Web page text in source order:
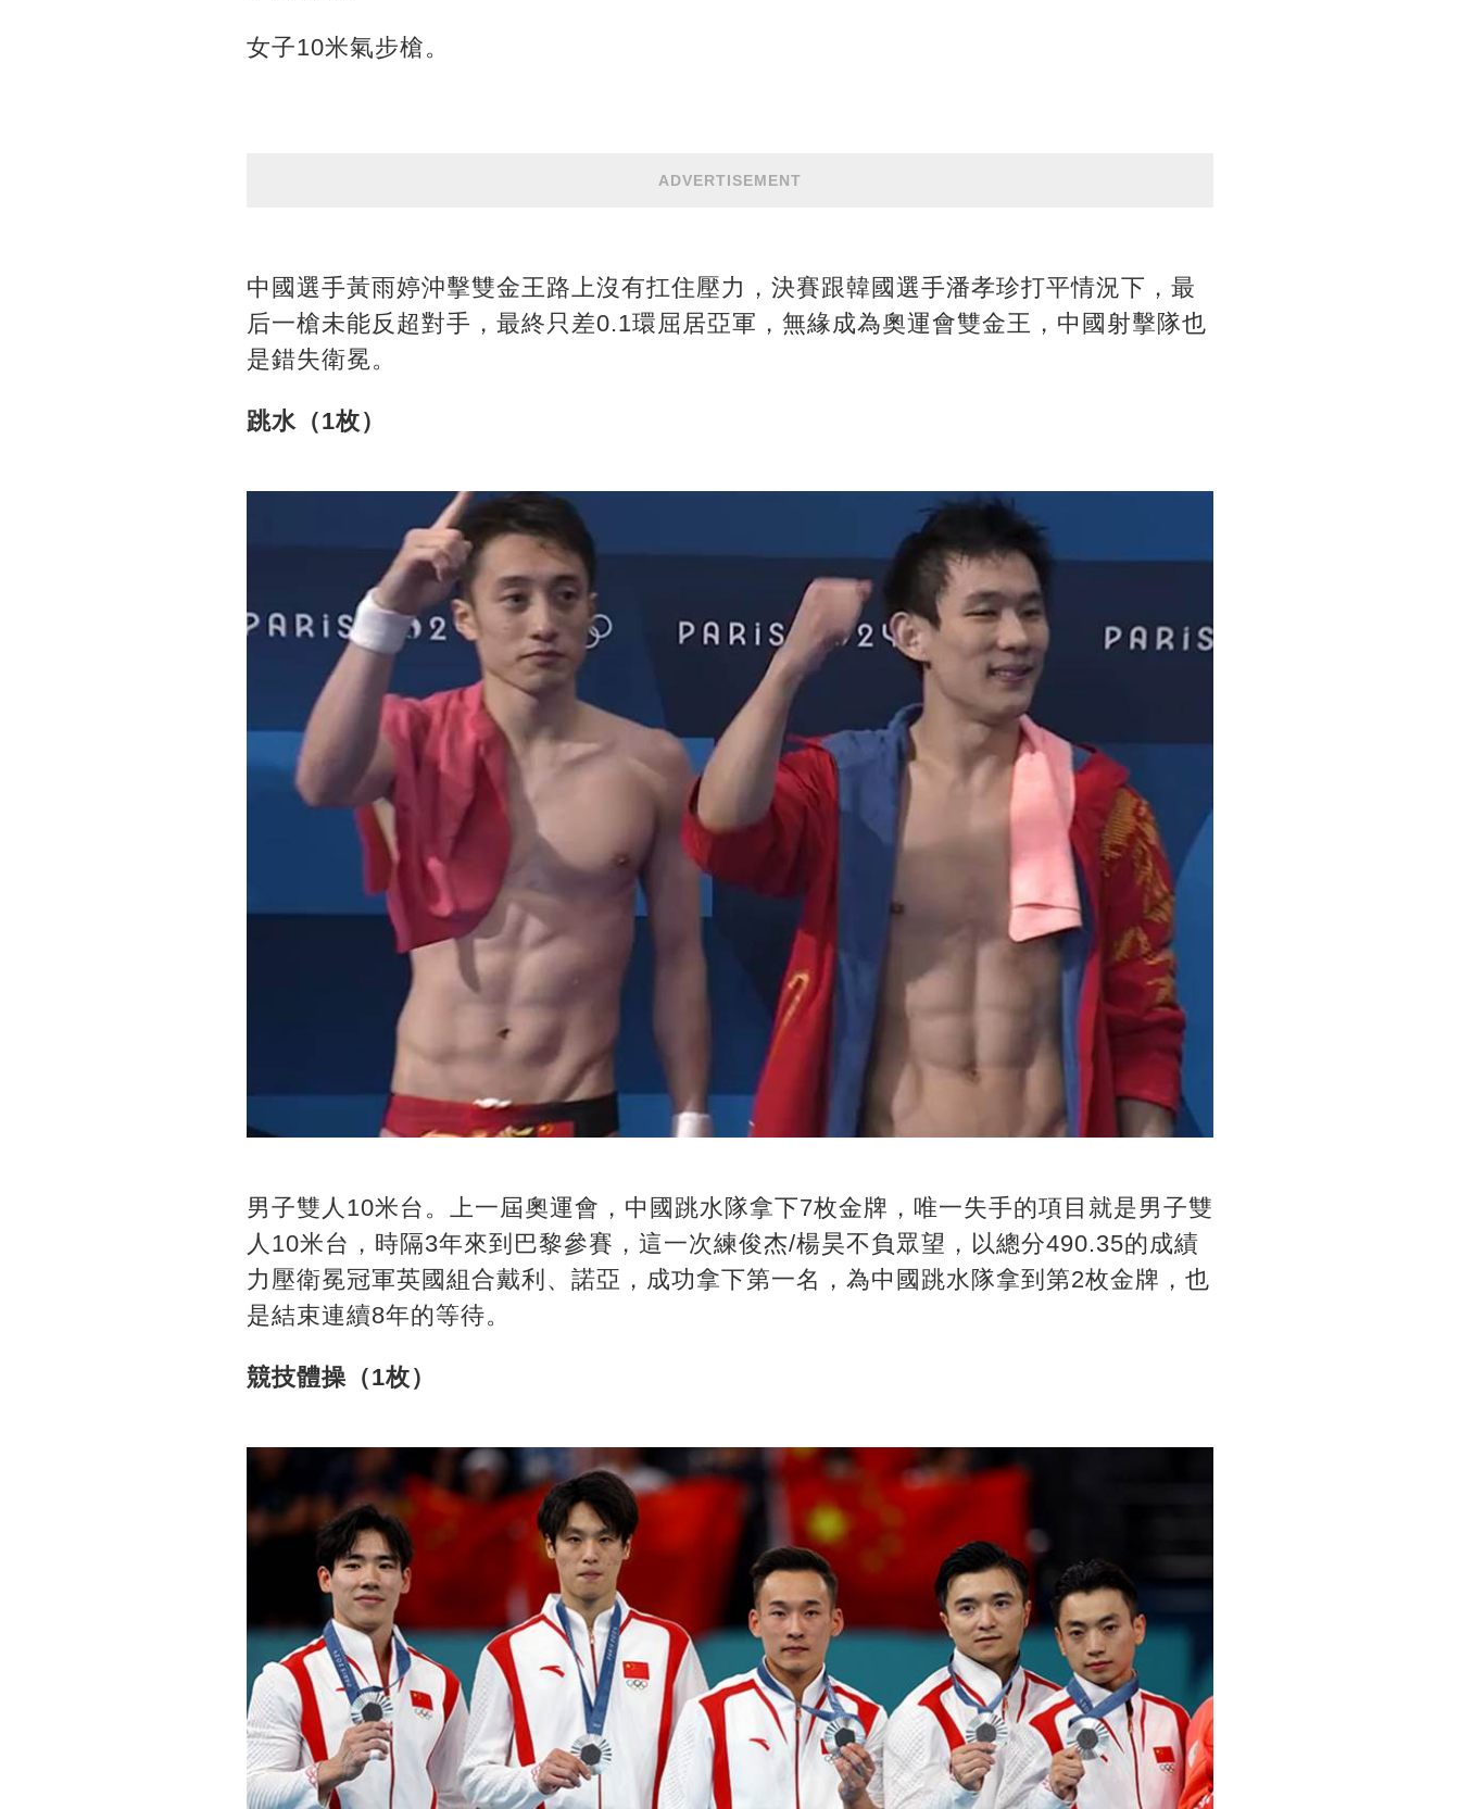
女子10米氣步槍。
ADVERTISEMENT
中國選手黃雨婷沖擊雙金王路上沒有扛住壓力，決賽跟韓國選手潘孝珍打平情況下，最
后一槍未能反超對手，最終只差0.1環屈居亞軍，無緣成為奧運會雙金王，中國射擊隊也
是錯失衛冕。
跳水（1枚）
男子雙人10米台。上一屆奧運會，中國跳水隊拿下7枚金牌，唯一失手的項目就是男子雙
人10米台，時隔3年來到巴黎參賽，這一次練俊杰/楊昊不負眾望，以總分490.35的成績
力壓衛冕冠軍英國組合戴利、諾亞，成功拿下第一名，為中國跳水隊拿到第2枚金牌，也
是結束連續8年的等待。
競技體操（1枚）